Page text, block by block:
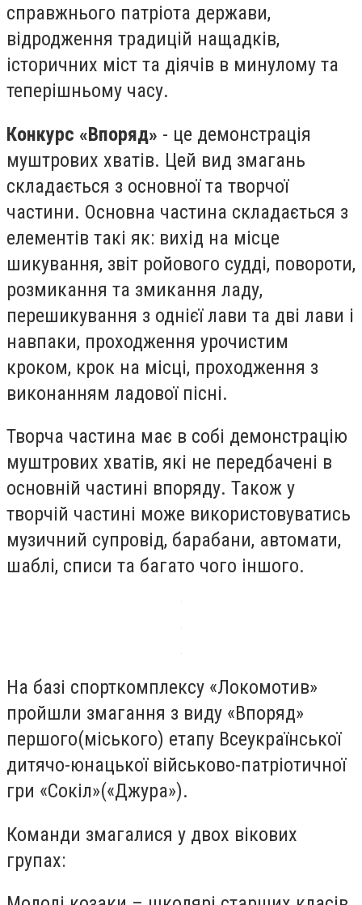
справжнього патріота держави,
відродження традицій нащадків,
історичних міст та діячів в минулому та
теперішньому часу.
Конкурс «Впоряд» - це демонстрація
муштрових хватів. Цей вид змагань
складається з основної та творчої
частини. Основна частина складається з
елементів такі як: вихід на місце
шикування, звіт ройового судді, повороти,
розмикання та змикання ладу,
перешикування з однієї лави та дві лави і
навпаки, проходження урочистим
кроком, крок на місці, проходження з
виконанням ладової пісні.
Творча частина має в собі демонстрацію
муштрових хватів, які не передбачені в
основній частині впоряду. Також у
творчій частині може використовуватись
музичний супровід, барабани, автомати,
шаблі, списи та багато чого іншого.
На базі спорткомплексу «Локомотив»
пройшли змагання з виду «Впоряд»
першого(міського) етапу Всеукраїнської
дитячо-юнацької військово-патріотичної
гри «Сокіл»(«Джура»).
Команди змагалися у двох вікових
групах: